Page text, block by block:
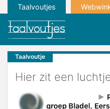
Taalvoutjes
Taalvoutje
Hier zit een